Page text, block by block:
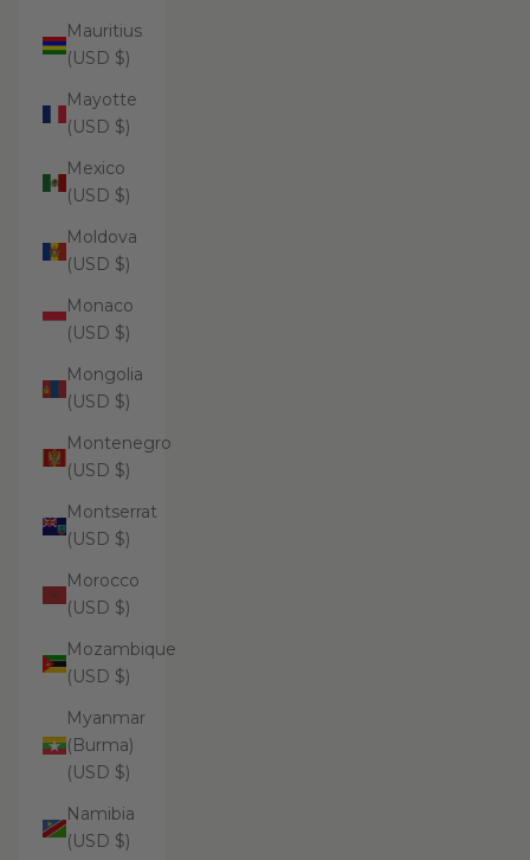
Mauritius
(USD $)
Mayotte
(USD $)
Mexico
(USD $)
Moldova
(USD $)
Monaco
(USD $)
Mongolia
(USD $)
Montenegro
(USD $)
Montserrat
(USD $)
Morocco
(USD $)
Mozambique
(USD $)
Myanmar
(Burma)
(USD $)
Namibia
(USD $)